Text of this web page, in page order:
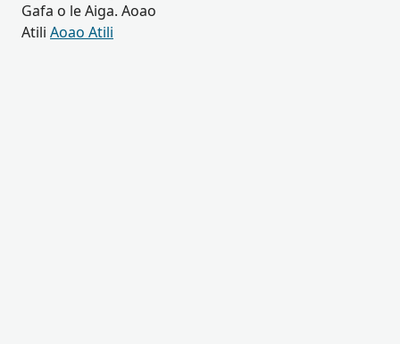
Gafa o le Aiga. Aoao
Atili Aoao Atili